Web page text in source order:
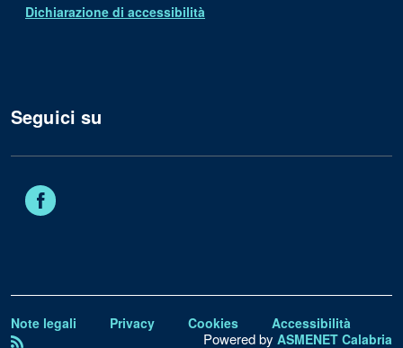
Dichiarazione di accessibilità
Seguici su
Note legali Privacy Cookies Accessibilità
Powered by ASMENET Calabria